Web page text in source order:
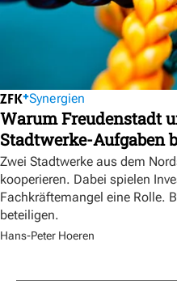
Synergien
Warum Freudenstadt
Stadtwerke-Aufgaben
Zwei Stadtwerke aus dem
kooperieren. Dabei spielen
Fachkräftemangel eine Rolle.
beteiligen.
Hans-Peter Hoeren